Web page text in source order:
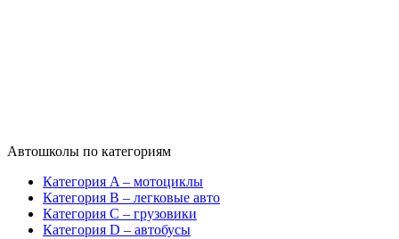
Автошколы по категориям
Категория A – мотоциклы
Категория B – легковые авто
Категория C – грузовики
Категория D – автобусы